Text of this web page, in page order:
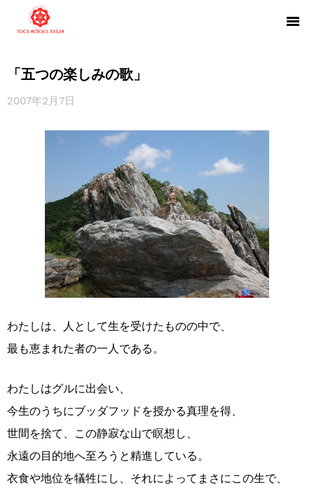
「五つの楽しみの歌」
2007年2月7日
わたしは、人として生を受けたものの中で、
最も恵まれた者の一人である。
わたしはグルに出会い、
今生のうちにブッダフッドを授かる真理を得、
世間を捨て、この静寂な山で瞑想し、
永遠の目的地へ至ろうと精進している。
衣食や地位を犠牲にし、それによってまさにこの生で、